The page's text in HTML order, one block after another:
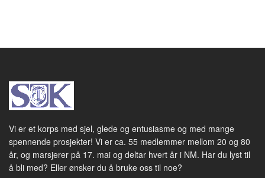
Vi er et korps med sjel, glede og entusiasme og med mange
spennende prosjekter! Vi er ca. 55 medlemmer mellom 20 og 80
år, og marsjerer på 17. mai og deltar hvert år i NM. Har du lyst til
å bli med? Eller ønsker du å bruke oss til noe?